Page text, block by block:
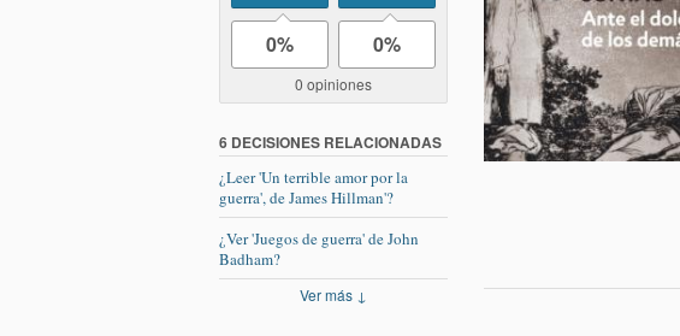
0% 0%
0 opiniones
6 DECISIONES RELACIONADAS
¿Leer 'Un terrible amor por la
guerra', de James Hillman'?
¿Ver 'Juegos de guerra' de John
Badham?
Ver más ↓